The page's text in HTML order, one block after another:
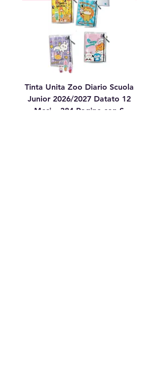
Tinta Unita Zoo Diario Scuola
Junior 2026/2027 Datato 12
Mesi – 384 Pagine con S